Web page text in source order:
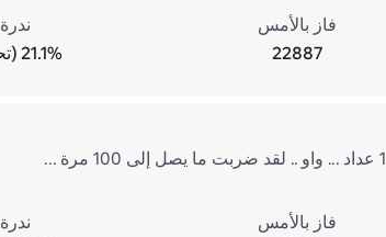
ندرة
21.1% (تحدي)
فاز بالأمس
22887
ندرة
فاز بالأمس